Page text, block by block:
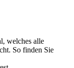
welches alle
So finden Sie